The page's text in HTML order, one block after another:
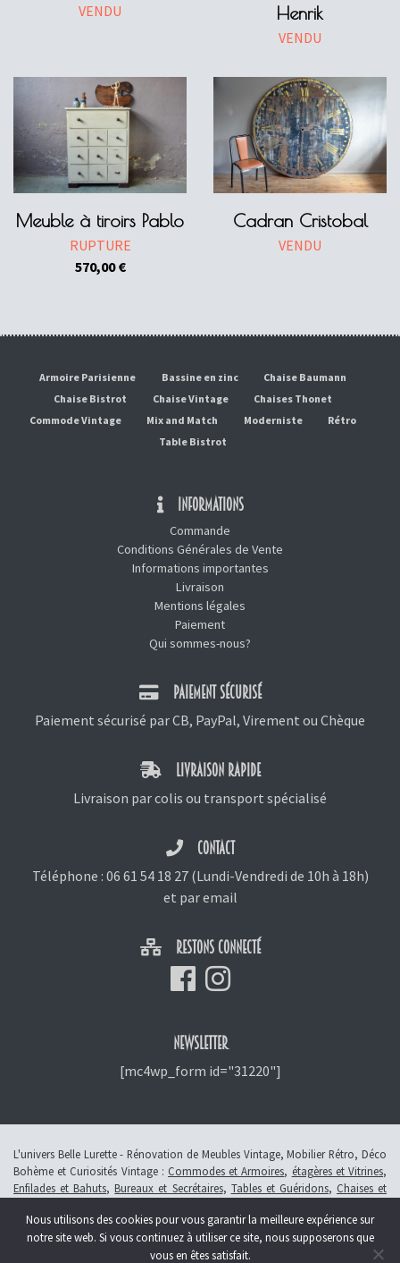
VENDU
Henrik
VENDU
Meuble à tiroirs Pablo
RUPTURE
570,00€
Cadran Cristobal
VENDU
Armoire Parisienne Bassine en zinc
Chaise Baumann
Chaise Bistrot
Chaise Vintage
Chaises Thonet
Commode Vintage
Mix and Match Moderniste
Rétro
Table Bistrot
INFORMATIONS
Commande
Conditions Générales de Vente
Informations importantes
Livraison
Mentions légales
Paiement
Qui sommes-nous?
PAIEMENT SÉCURISÉ
Paiement sécurisé par CB, PayPal, Virement ou Chèque
LIVRAISON RAPIDE
Livraison par colis ou transport spécialisé
CONTACT
Téléphone : 06 61 54 18 27(Lundi-Vendredi de 10h à 18h)
et par email
RESTONS CONNECTÉ
NEWSLETTER
[mc4wp_form id="31220"]
L'univers Belle Lurette - Rénovation de Meubles Vintage, Mobilier Rétro, Déco
Bohème et Curiosités Vintage : Commodes et Armoires, étagères et Vitrines,
Enfilades et Bahuts,Bureaux et Secrétaires, Tables et Guéridons, Chaises et
© 2013 - 2026 L'atelier Belle Lurette - Rénovation de meubles vintage, en
Alsace à Colmar -Révoquer le consentement
Nous utilisons des cookies pour vous garantir la meilleure expérience sur
notre site web. Si vous continuez à utiliser ce site, nous supposerons que
vous en êtes satisfait.